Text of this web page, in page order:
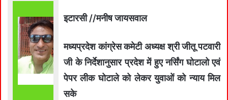
इटारसी //मनीष जायसवाल
मध्यप्रदेश कांग्रेस कमेटी अध्यक्ष श्री जीतू पटवारी
जी के निर्देशानुसार प्रदेश में हुए नर्सिंग घोटालो एवं
पेपर लीक घोटाले को लेकर युवाओं को न्याय मिल
सके